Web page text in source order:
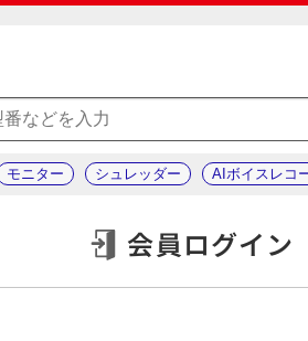
モニター シュレッダー AIボイスレコ
会員ログイン